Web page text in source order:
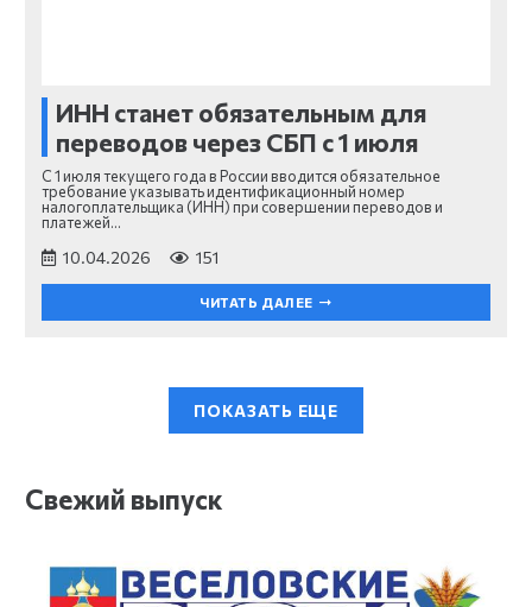
ИНН станет обязательным для
переводов через СБП с 1 июля
С 1 июля текущего года в России вводится обязательное
требование указывать идентификационный номер
налогоплательщика (ИНН) при совершении переводов и
платежей…
10.04.2026 151
ЧИТАТЬ ДАЛЕЕ
ПОКАЗАТЬ ЕЩЕ
Свежий выпуск